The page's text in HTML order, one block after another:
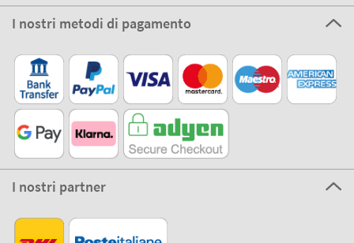
I nostri metodi di pagamento
I nostri partner